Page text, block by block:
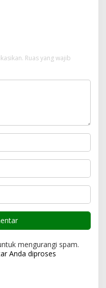
Ruas yang wajib
mengurangi spam.
Anda diproses